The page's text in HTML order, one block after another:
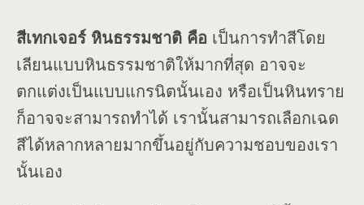
สีเทกเจอร์ หินธรรมชาติ คือ เป็นการทำสีโดย
เลียนแบบหินธรรมชาติให้มากที่สุด อาจจะ
ตกแต่งเป็นแบบแกรนิตนั้นเอง หรือเป็นหินทราย
ก็อาจจะสามารถทำได้ เรานั้นสามารถเลือกเฉด
สีได้หลากหลายมากขึ้นอยู่กับความชอบของเรา
นั้นเอง